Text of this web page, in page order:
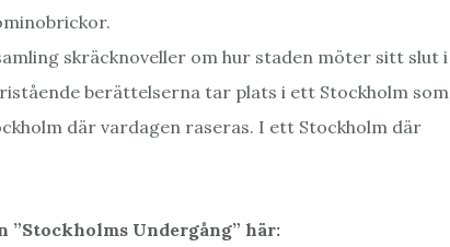
skräcknoveller om hur staden möter sitt slut i
berättelserna tar plats i ett Stockholm som
där vardagen raseras. I ett Stockholm där
”Stockholms Undergång” här: